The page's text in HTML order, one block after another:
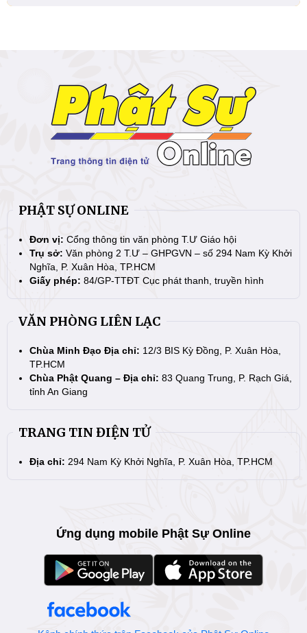
PHẬT SỰ ONLINE
Đơn vị: Cổng thông tin văn phòng T.Ư Giáo hội
Trụ sở: Văn phòng 2 T.Ư – GHPGVN – số 294 Nam Kỳ Khởi
Nghĩa, P. Xuân Hòa, TP.HCM
Giấy phép: 84/GP-TTĐT Cục phát thanh, truyền hình
VĂN PHÒNG LIÊN LẠC
Chùa Minh Đạo Địa chỉ: 12/3 BIS Kỳ Đồng, P. Xuân Hòa,
TP.HCM
Chùa Phật Quang – Địa chỉ: 83 Quang Trung, P. Rạch Giá,
tỉnh An Giang
TRANG TIN ĐIỆN TỬ
Địa chỉ: 294 Nam Kỳ Khởi Nghĩa, P. Xuân Hòa, TP.HCM
Ứng dụng mobile Phật Sự Online